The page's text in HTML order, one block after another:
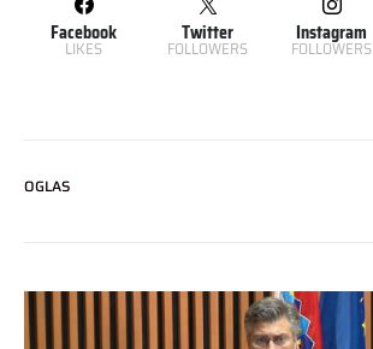
Facebook
LIKES
Twitter
FOLLOWERS
Instagram
FOLLOWERS
OGLAS